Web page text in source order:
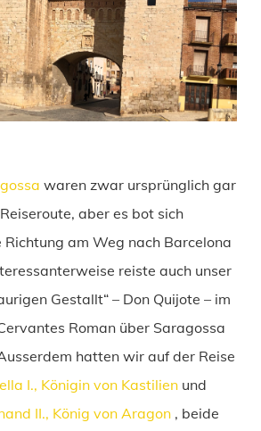
waren zwar ursprünglich gar
aber es bot sich
Richtung am Weg nach Barcelona
reiste auch unser
Gestallt“ – Don Quijote – im
Roman über Saragossa
hatten wir auf der Reise
I., Königin von Kastilien und
II., König von Aragon, beide